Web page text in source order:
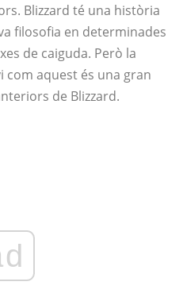
Blizzard té una història
filosofia en determinades
de caiguda. Però la
com aquest és una gran
de Blizzard.